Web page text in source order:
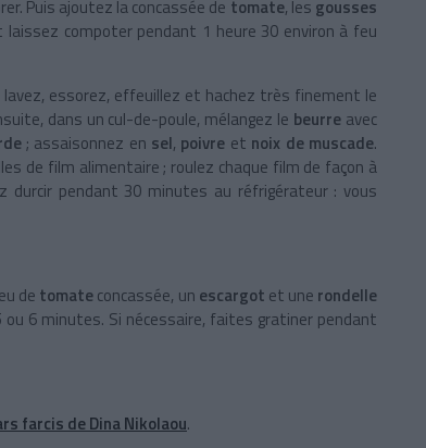
Puis ajoutez la concassée de tomate, les gousses
laissez compoter pendant 1 heure 30 environ à feu
lavez, essorez, effeuillez et hachez très finement le
dans un cul-de-poule, mélangez le beurre avec
; assaisonnez en sel, poivre et noix de muscade.
de film alimentaire ; roulez chaque film de façon à
durcir pendant 30 minutes au réfrigérateur : vous
de tomateconcassée, un escargot et une rondelle
6 minutes. Si nécessaire, faites gratiner pendant
farcis de Dina Nikolaou.